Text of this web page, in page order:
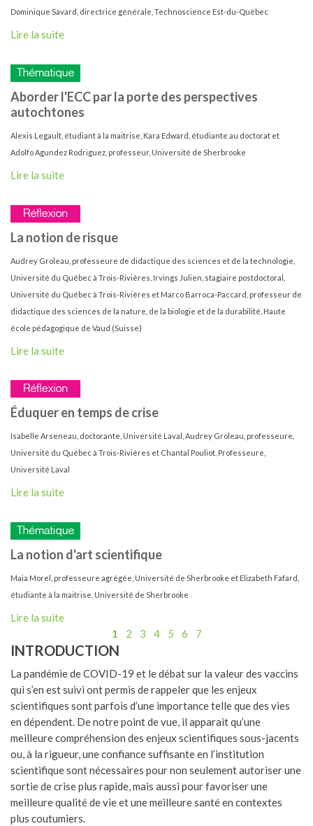
Dominique Savard, directrice générale, Technoscience Est-du-Québec
Lire la suite
Aborder l'ECC par la porte des perspectives
autochtones
Alexis Legault, étudiant à la maitrise, Kara Edward, étudiante au doctorat et
Adolfo Agundez Rodriguez, professeur, Université de Sherbrooke
Lire la suite
La notion de risque
Audrey Groleau, professeure de didactique des sciences et de la technologie,
Université du Québec à Trois-Rivières, Irvings Julien, stagiaire postdoctoral,
Université du Québec à Trois-Rivières et Marco Barroca-Paccard, professeur de
didactique des sciences de la nature, de la biologie et de la durabilité, Haute
école pédagogique de Vaud (Suisse)
Lire la suite
Éduquer en temps de crise
Isabelle Arseneau, doctorante, Université Laval, Audrey Groleau, professeure,
Université du Québec à Trois-Rivières et Chantal Pouliot, Professeure,
Université Laval
Lire la suite
La notion d'art scientifique
Maia Morel, professeure agrégée, Université de Sherbrooke et Elizabeth Fafard,
étudiante à la maitrise, Université de Sherbrooke
Lire la suite
1
2 3 4 5 6 7
INTRODUCTION
La pandémie de COVID-19 et le débat sur la valeur des vaccins
qui s’en est suivi ont permis de rappeler que les enjeux
scientifiques sont parfois d’une importance telle que des vies
en dépendent. De notre point de vue, il apparait qu’une
meilleure compréhension des enjeux scientifiques sous-jacents
ou, à la rigueur, une confiance suffisante en l’institution
scientifique sont nécessaires pour non seulement autoriser une
sortie de crise plus rapide, mais aussi pour favoriser une
meilleure qualité de vie et une meilleure santé en contextes
plus coutumiers.